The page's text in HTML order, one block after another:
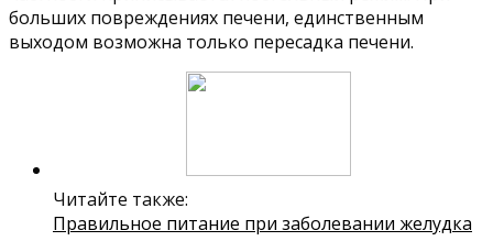
больших повреждениях печени, единственным
выходом возможна только пересадка печени.
Читайте также:
Правильное питание при заболевании желудка